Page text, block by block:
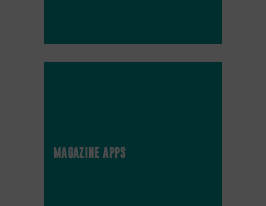
magazine apps